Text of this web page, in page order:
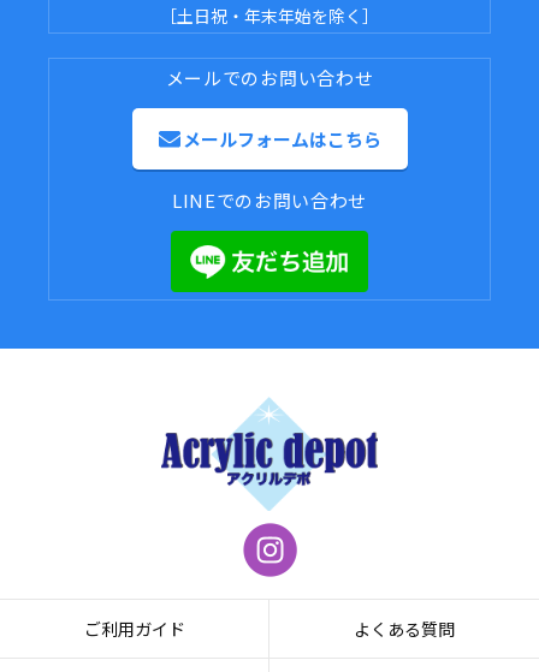
［土日祝・年末年始を除く］
メールでのお問い合わせ
メールフォームはこちら
LINEでのお問い合わせ
ご利用ガイド よくある質問